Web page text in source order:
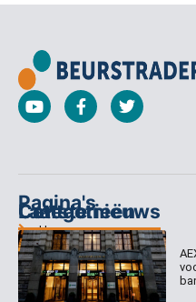
Pagina's
Home
Abonnementen
Dagcommentaar
Categorieën
Columns
Dagcommentaar
Algemene
Contact
Keizersgracht
520
1017 EK
Amsterdam
Laatste nieuws